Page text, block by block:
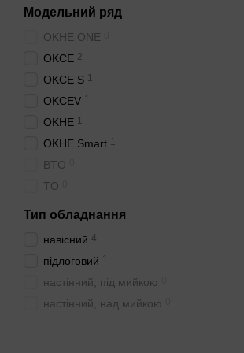
Модельний ряд
OKHE ONE
OKCE 2
OKCE S 1
OKCEV 1
OKHE 1
OKHE Smart 1
BTO
TO
Тип обладнання
навісний 4
підлоговий 1
настінний, під мийкою
настінний, над мийкою